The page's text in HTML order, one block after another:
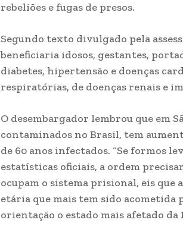
rebeliões e fugas de presos.
Segundo texto divulgado pela
beneficiaria idosos, gestantes,
diabetes, hipertensão e doenças
respiratórias, de doenças renais e
O desembargador lembrou que em
contaminados no Brasil, tem
de 60 anos infectados. “Se formos
estatísticas oficiais, a ordem
ocupam o sistema prisional, eis
etária que mais tem sido
orientação o estado mais afetado da